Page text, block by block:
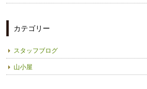
カテゴリー
スタッフブログ
山小屋